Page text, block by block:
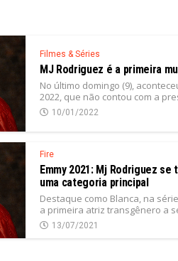
Filmes & Séries
MJ Rodriguez é a primeira
No último domingo (9),
2022, que não contou com a
10/01/2022
Fire
Emmy 2021: Mj Rodriguez
uma categoria principal
Destaque como Blanca, na
a primeira atriz transgênero a
13/07/2021